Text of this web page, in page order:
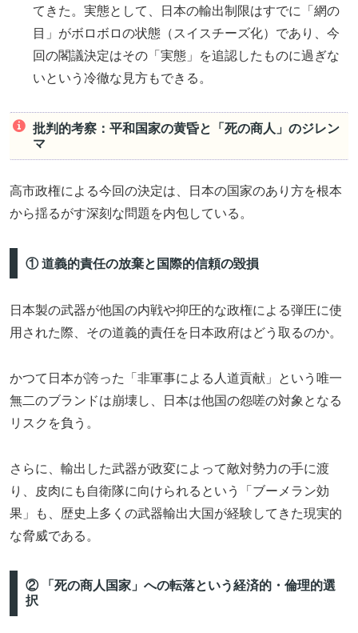
てきた。実態として、日本の輸出制限はすでに「網の
目」がボロボロの状態（スイスチーズ化）であり、今
回の閣議決定はその「実態」を追認したものに過ぎな
いという冷徹な見方もできる。
批判的考察：平和国家の黄昏と「死の商人」のジレン
マ
高市政権による今回の決定は、日本の国家のあり方を根本
から揺るがす深刻な問題を内包している。
① 道義的責任の放棄と国際的信頼の毀損
日本製の武器が他国の内戦や抑圧的な政権による弾圧に使
用された際、その道義的責任を日本政府はどう取るのか。
かつて日本が誇った「非軍事による人道貢献」という唯一
無二のブランドは崩壊し、日本は他国の怨嗟の対象となる
リスクを負う。
さらに、輸出した武器が政変によって敵対勢力の手に渡
り、皮肉にも自衛隊に向けられるという「ブーメラン効
果」も、歴史上多くの武器輸出大国が経験してきた現実的
な脅威である。
② 「死の商人国家」への転落という経済的・倫理的選
択